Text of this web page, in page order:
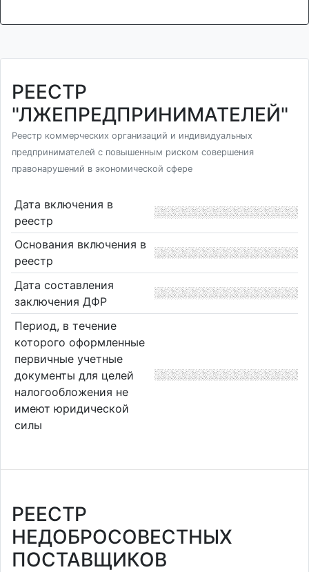
РЕЕСТР
"ЛЖЕПРЕДПРИНИМАТЕЛЕЙ"
Реестр коммерческих организаций и индивидуальных
предпринимателей с повышенным риском совершения
правонарушений в экономической сфере
Дата включения в
реестр
Основания включения в
реестр
Дата составления
заключения ДФР
Период, в течение
которого оформленные
первичные учетные
документы для целей
налогообложения не
имеют юридической
силы
РЕЕСТР
НЕДОБРОСОВЕСТНЫХ
ПОСТАВЩИКОВ